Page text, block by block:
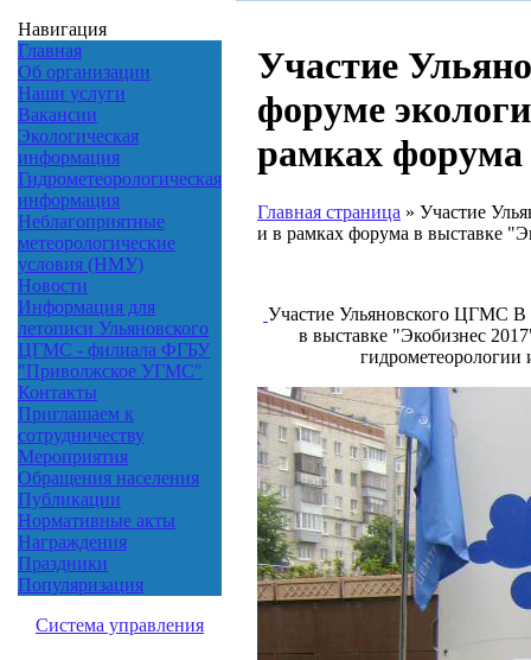
Навигация
Главная
Об организации
Наши услуги
Вакансии
Экологическая
информация
Гидрометеорологическая
информация
Неблагоприятные
метеорологические
условия (НМУ)
Новости
Информация для
летописи Ульяновского
ЦГМС - филиала ФГБУ
"Приволжское УГМС"
Контакты
Приглашаем к
сотрудничеству
Мероприятия
Обращения населения
Публикации
Нормативные акты
Награждения
Праздники
Популяризация
Система управления
Участие
форуме
рамках форума
Главная страница » Участие
и в рамках форума в выставке
Участие Ульяновского ЦГМС В
в выставке "Экобизнес